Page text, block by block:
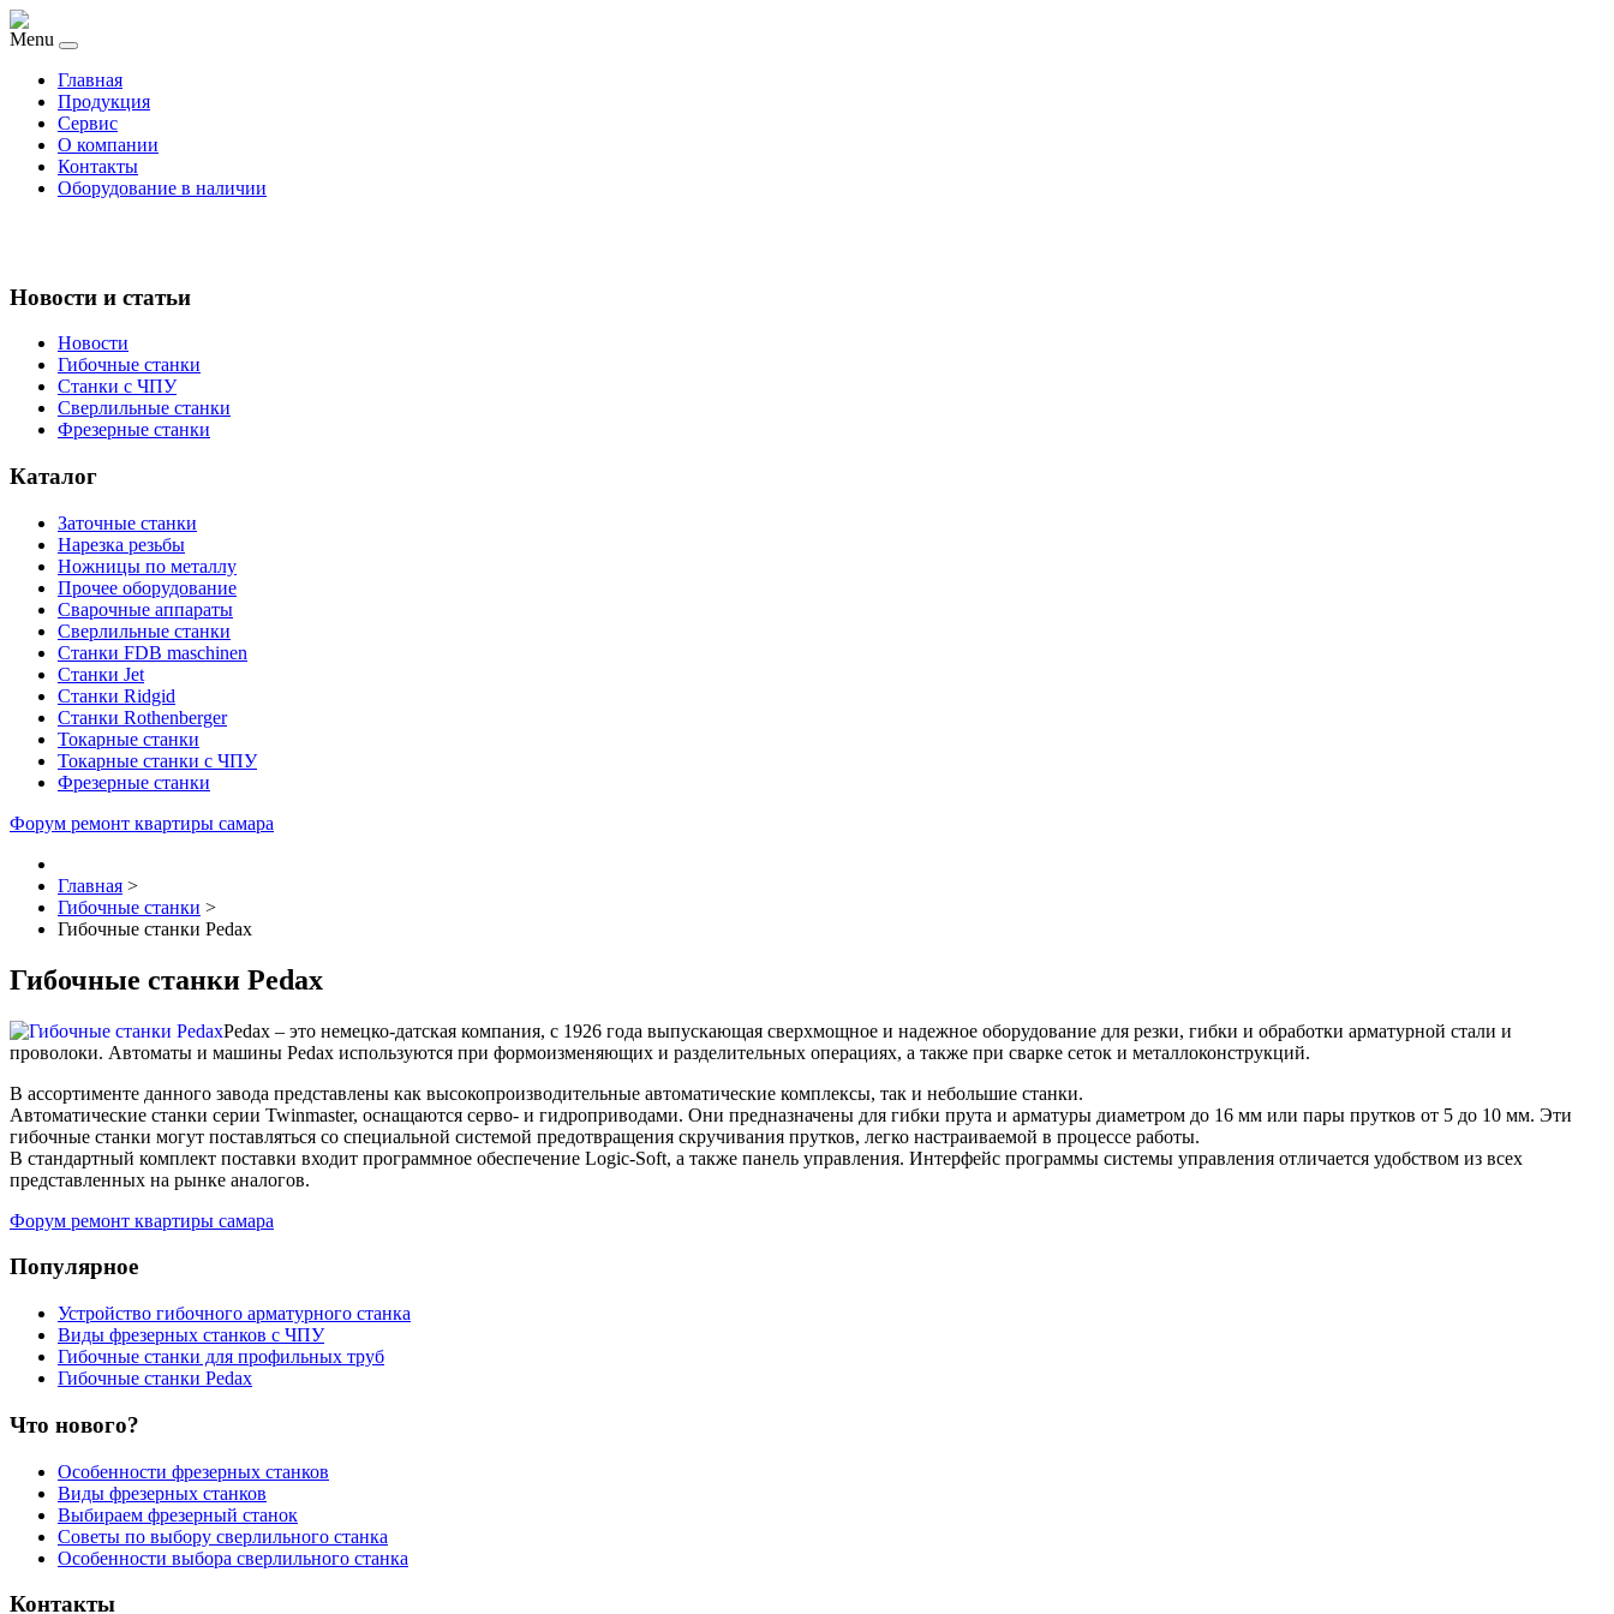
Menu
Главная
Продукция
Сервис
О компании
Контакты
Оборудование в наличии
Новости и статьи
Новости
Гибочные станки
Станки с ЧПУ
Сверлильные станки
Фрезерные станки
Каталог
Заточные станки
Нарезка резьбы
Ножницы по металлу
Прочее оборудование
Сварочные аппараты
Сверлильные станки
Станки FDB maschinen
Станки Jet
Станки Ridgid
Станки Rothenberger
Токарные станки
Токарные станки с ЧПУ
Фрезерные станки
Форум ремонт квартиры самара
Главная >
Гибочные станки >
Гибочные станки Pedax
Гибочные станки Pedax
Pedax – это немецко-датская компания, с 1926 года выпускающая сверхмощное и надежное оборудование для резки, гибки и обработки арматурной стали и
проволоки. Автоматы и машины Pedax используются при формоизменяющих и разделительных операциях, а также при сварке сеток и металлоконструкций.
В ассортименте данного завода представлены как высокопроизводительные автоматические комплексы, так и небольшие станки.
Автоматические станки серии Twinmaster, оснащаются серво- и гидроприводами. Они предназначены для гибки прута и арматуры диаметром до 16 мм или пары прутков от 5 до 10 мм. Эти
гибочные станки могут поставляться со специальной системой предотвращения скручивания прутков, легко настраиваемой в процессе работы.
В стандартный комплект поставки входит программное обеспечение Logic-Soft, а также панель управления. Интерфейс программы системы управления отличается удобством из всех
представленных на рынке аналогов.
Форум ремонт квартиры самара
Популярное
Устройство гибочного арматурного станка
Виды фрезерных станков с ЧПУ
Гибочные станки для профильных труб
Гибочные станки Pedax
Что нового?
Особенности фрезерных станков
Виды фрезерных станков
Выбираем фрезерный станок
Советы по выбору сверлильного станка
Особенности выбора сверлильного станка
Контакты